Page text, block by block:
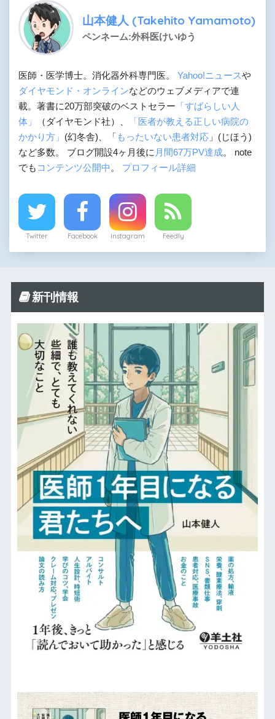
山本健人 (Takehito Yamamoto)
ペンネーム:外科医けいゆう
医師・医学博士。消化器外科専門医。 Yahoo!ニュースや
ダイヤモンド・オンラインなどのウェブメディアで連
載。著書に20万部突破のベストセラー 「すばらしい人
体」
（ダイヤモンド社）、
「医者が教える正しい病院の
かかり方」 (幻冬舎)、「 もったいない患者対応 」(じほう)
など多数。 ブログ開設4ヶ月後に 月間67万PV達成。 note
でも コンテンツ公開中 。 プロフィール詳細
Twitter Facebook Instagram Feedly
新刊情報